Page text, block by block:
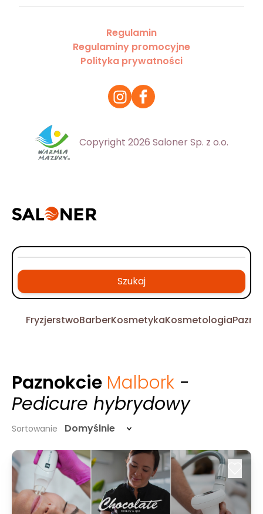
Regulamin
Regulaminy promocyjne
Polityka prywatności
Copyright 2026 Saloner Sp. z o.o.
Szukaj
FryzjerstwoBarberKosmetykaKosmetologia
Paznokcie Malbork -
Pedicure hybrydowy
Sortowanie Domyślnie